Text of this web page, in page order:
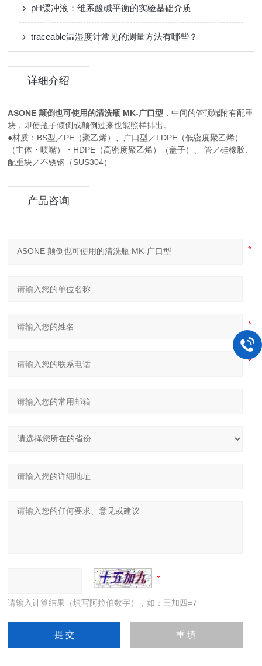
pH缓冲液：维系酸碱平衡的实验基础介质
traceable温湿度计常见的测量方法有哪些？
详细介绍
ASONE 颠倒也可使用的清洗瓶 MK-广口型 ，中间的管顶端附有配重
块，即使瓶子倾倒或颠倒过来也能照样排出。
●材质：BS型／PE（聚乙烯）、广口型／LDPE（低密度聚乙烯）
（主体・啧嘴）・HDPE（高密度聚乙烯）（盖子）、 管／硅橡胶、
配重块／不锈钢（SUS304）
产品咨询
请输入计算结果（填写阿拉伯数字），如：三加四=7